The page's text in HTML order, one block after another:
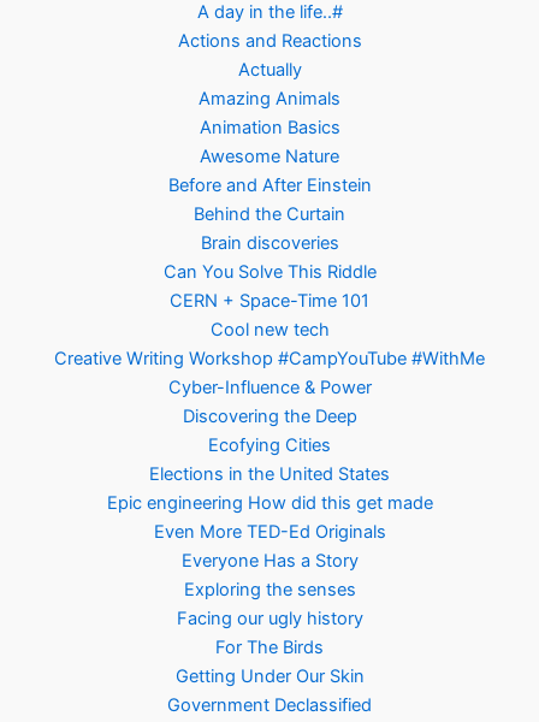
A day in the life..#
Actions and Reactions
Actually
Amazing Animals
Animation Basics
Awesome Nature
Before and After Einstein
Behind the Curtain
Brain discoveries
Can You Solve This Riddle
CERN + Space-Time 101
Cool new tech
Creative Writing Workshop #CampYouTube #WithMe
Cyber-Influence & Power
Discovering the Deep
Ecofying Cities
Elections in the United States
Epic engineering How did this get made
Even More TED-Ed Originals
Everyone Has a Story
Exploring the senses
Facing our ugly history
For The Birds
Getting Under Our Skin
Government Declassified